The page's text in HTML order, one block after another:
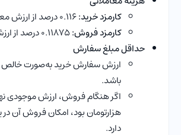
کارمزد خرید:
کارمزد فروش:
حداقل مبلغ سفارش
باشد.
هزارتومان بود، امکان فروش آن
دارد.